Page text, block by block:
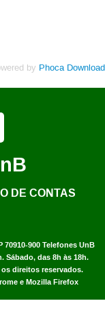
by Phoca Download
70910-900 Telefones UnB
Sábado, das 8h às 18h.
direitos reservados.
e Mozilla Firefox
DE CONTAS